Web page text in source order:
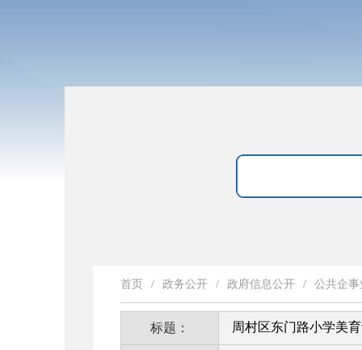
首页 / 政务公开 / 政府信息公开 / 公共企
标题： 周村区东门路小学美